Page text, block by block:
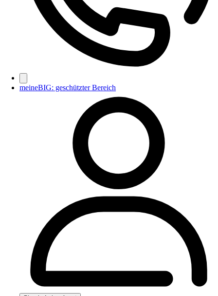
meineBIG: geschützter Bereich